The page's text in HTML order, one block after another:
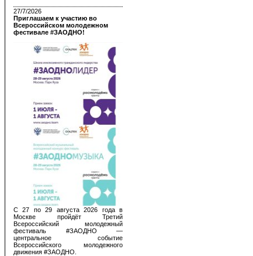
27/7/2026
Приглашаем к участию во
Всероссийском молодежном
фестивале #ЗАОДНО!
С 27 по 29 августа 2026 года в
Москве пройдёт Третий
Всероссийский молодежный
фестиваль #ЗАОДНО —
центральное событие
Всероссийского молодежного
движения #ЗАОДНО.